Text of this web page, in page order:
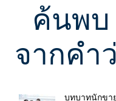
ค้นพบ
จากคำ
บทบาทนักขา